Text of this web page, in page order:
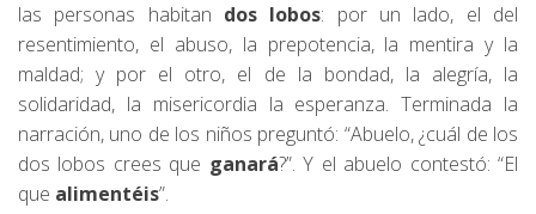
las personas habitan dos lobos: por un lado, el del
resentimiento, el abuso, la prepotencia, la mentira y la
maldad; y por el otro, el de la bondad, la alegría, la
solidaridad, la misericordia la esperanza. Terminada la
narración, uno de los niños preguntó: “Abuelo, ¿cuál de los
dos lobos crees que ganará?”. Y el abuelo contestó: “El
que alimentéis”.